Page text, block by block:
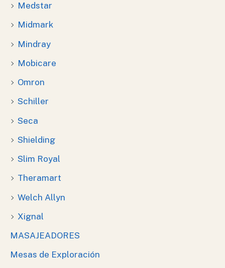
Medstar
Midmark
Mindray
Mobicare
Omron
Schiller
Seca
Shielding
Slim Royal
Theramart
Welch Allyn
Xignal
MASAJEADORES
Mesas de Exploración